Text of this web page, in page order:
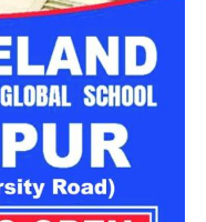
करते हैं। यही वजह है कि
तक करने लगते हैं।
इंफ्रास्ट्रक्चर तैयार
लोगों को संस्थागत माहौल
जैसा माहौल